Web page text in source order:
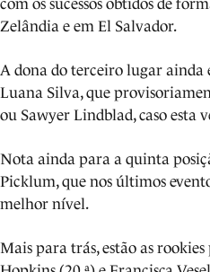
com os sucessos obtidos de
Zelândia e em El Salvador.
A dona do terceiro lugar ainda
Luana Silva, que
ou Sawyer Lindblad, caso esta
Nota ainda para a quinta
Picklum, que nos últimos
melhor nível.
Mais para trás, estão as